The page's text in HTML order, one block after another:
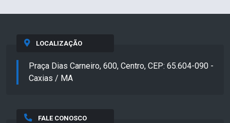
LOCALIZAÇÃO
Praça Dias Carneiro, 600, Centro, CEP: 65.604-090 -
Caxias / MA
FALE CONOSCO